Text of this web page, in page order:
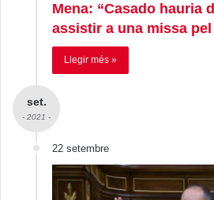
Mena: “Casado hauria
assistir a una missa
Llegir més »
set.
- 2021 -
22 setembre